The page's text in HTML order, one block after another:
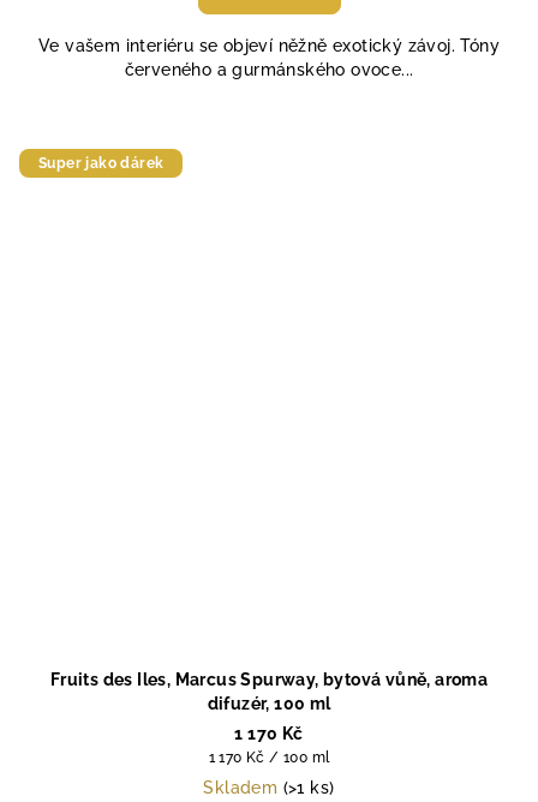
Ve vašem interiéru se objeví něžně exotický závoj. Tóny
červeného a gurmánského ovoce...
Super jako dárek
Fruits des Iles, Marcus Spurway, bytová vůně, aroma
difuzér, 100 ml
1 170 Kč
Měrná
cena:
1 170 Kč / 100 ml
Skladem (>1 ks)